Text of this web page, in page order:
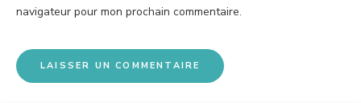
navigateur pour mon prochain commentaire.